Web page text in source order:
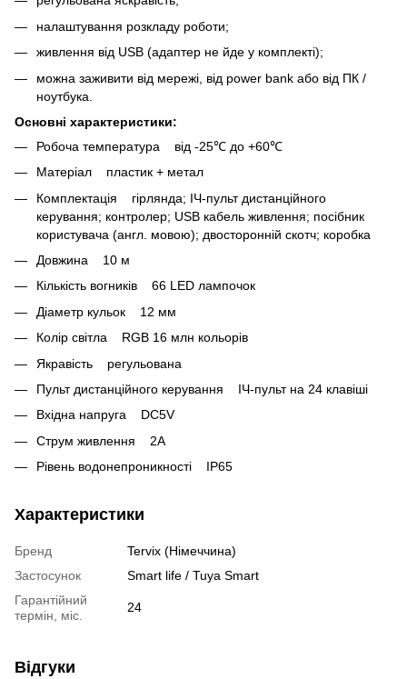
налаштування розкладу роботи;
живлення від USB (адаптер не йде у комплекті);
можна заживити від мережі, від power bank або від ПК /
ноутбука.
Основні характеристики:
Робоча температура від -25℃ до +60℃
Матеріал пластик + метал
Комплектація гірлянда; ІЧ-пульт дистанційного
керування; контролер; USB кабель живлення; посібник
користувача (англ. мовою); двосторонній скотч; коробка
Довжина 10 м
Кількість вогників 66 LED лампочок
Діаметр кульок 12 мм
Колір світла RGB 16 млн кольорів
Якравість регульована
Пульт дистанційного керування ІЧ-пульт на 24 клавіші
Вхідна напруга DC5V
Струм живлення 2А
Рівень водонепроникності IP65
Характеристики
Бренд
Tervix (Німеччина)
Застосунок
Smart life / Tuya Smart
Гарантійний
термін, міс.
24
Відгуки